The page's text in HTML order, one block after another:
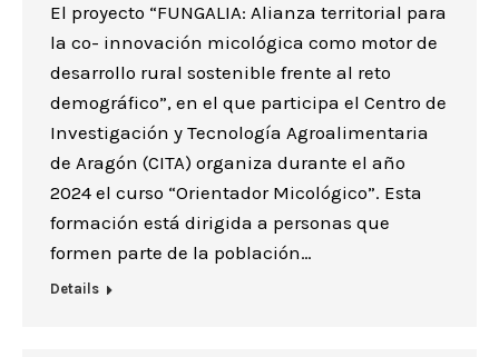
El proyecto “FUNGALIA: Alianza territorial para
la co- innovación micológica como motor de
desarrollo rural sostenible frente al reto
demográfico”, en el que participa el Centro de
Investigación y Tecnología Agroalimentaria
de Aragón (CITA) organiza durante el año
2024 el curso “Orientador Micológico”. Esta
formación está dirigida a personas que
formen parte de la población…
Details